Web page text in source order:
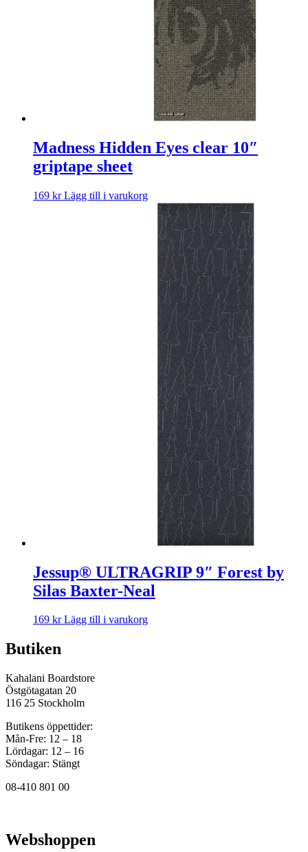
Madness Hidden Eyes clear 10″
griptape sheet
169 kr Lägg till i varukorg
Jessup® ULTRAGRIP 9″ Forest by
Silas Baxter-Neal
169 kr Lägg till i varukorg
Butiken
Kahalani Boardstore
Östgötagatan 20
116 25 Stockholm
Butikens öppettider:
Mån-Fre: 12 – 18
Lördagar: 12 – 16
Söndagar: Stängt
08-410 801 00
Webshoppen